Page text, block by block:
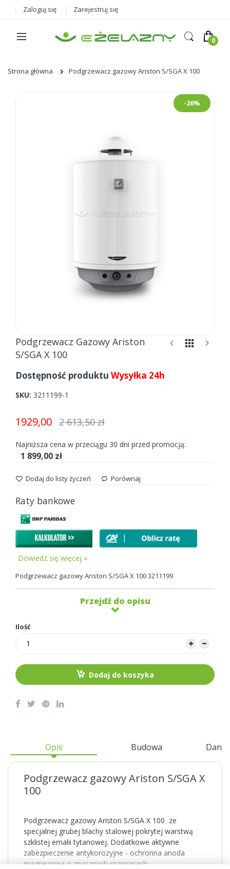
Zaloguj się Zarejestruj się
Strona główna Podgrzewacz gazowy Ariston S/SGA X 100
-26%
Skip
to
beginning
the
gallery
Podgrzewacz Gazowy Ariston
S/SGA X 100
Dostępność produktu Wysyłka 24h
SKU 3211199-1
1929,00 2 613,50 zł
Najniższa cena w przeciągu 30 dni przed promocją:
1 899,00 zł
Dodaj do listy życzeń Porównaj
Raty bankowe
Dowiedz się więcej »
Podgrzewacz gazowy Ariston S/SGA X 100 3211199
Przejdź do opisu
Ilość
Dodaj do koszyka
Opis Budowa Dane
Podgrzewacz gazowy Ariston S/SGA X
100
Podgrzewacz gazowy Ariston S/SGA X 100 ze
specjalnej grubej blachy stalowej pokrytej warstwą
szklistej emalii tytanowej. Dodatkowe aktywne
zabezpieczenie antykorozyjne - ochronna anoda
magnezowa o znacznych rozmiarach.